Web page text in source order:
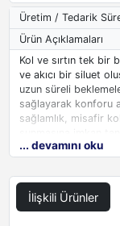
Üretim / Tedarik
Ürün Açıklamaları
Kol ve sırtın tek bir
ve akıcı bir siluet
uzun süreli
sağlayarak konforu
sağlamlık, misafir
dekorasyonunda
çıkan bufileli
duruşuyla bekleme
... devamını oku
İlişkili Ürünler